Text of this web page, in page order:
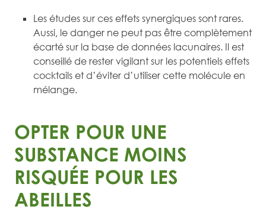
Les études sur ces effets synergiques sont rares.
Aussi, le danger ne peut pas être complètement
écarté sur la base de données lacunaires. Il est
conseillé de rester vigilant sur les potentiels effets
cocktails et d’éviter d’utiliser cette molécule en
mélange.
OPTER POUR UNE
SUBSTANCE MOINS
RISQUÉE POUR LES
ABEILLES